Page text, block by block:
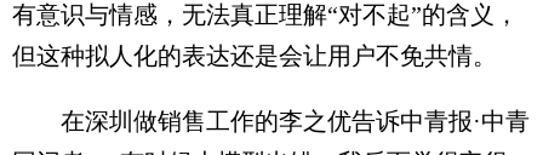
有意识与情感，无法真正理解“对不起”的含义，
但这种拟人化的表达还是会让用户不免共情。
在深圳做销售工作的李之优告诉中青报·中青